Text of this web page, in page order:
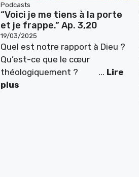
Podcasts
“Voici je me tiens à la porte
et je frappe.” Ap. 3,20
19/03/2025
Quel est notre rapport à Dieu ?
Qu’est-ce que le cœur
théologiquement ? ... Lire
plus